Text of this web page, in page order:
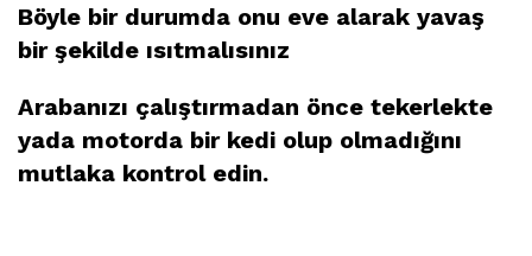
Böyle bir durumda onu eve alarak yavaş
bir şekilde ısıtmalısınız
Arabanızı çalıştırmadan önce tekerlekte
yada motorda bir kedi olup olmadığını
mutlaka kontrol edin.